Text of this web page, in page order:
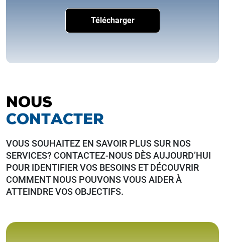
Télécharger
NOUS
CONTACTER
VOUS SOUHAITEZ EN SAVOIR PLUS SUR NOS
SERVICES? CONTACTEZ-NOUS DÈS AUJOURD’HUI
POUR IDENTIFIER VOS BESOINS ET DÉCOUVRIR
COMMENT NOUS POUVONS VOUS AIDER À
ATTEINDRE VOS OBJECTIFS.